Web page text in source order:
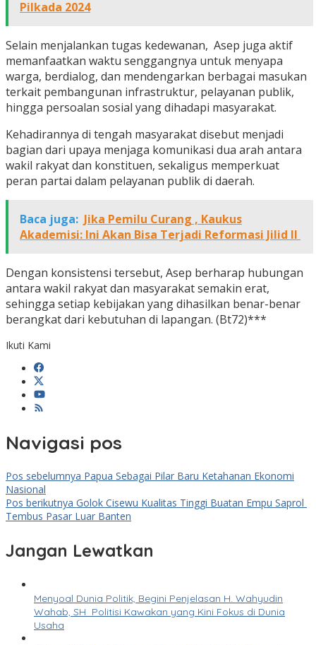
Pilkada 2024
Selain menjalankan tugas kedewanan, Asep juga aktif
memanfaatkan waktu senggangnya untuk menyapa
warga, berdialog, dan mendengarkan berbagai masukan
terkait pembangunan infrastruktur, pelayanan publik,
hingga persoalan sosial yang dihadapi masyarakat.
Kehadirannya di tengah masyarakat disebut menjadi
bagian dari upaya menjaga komunikasi dua arah antara
wakil rakyat dan konstituen, sekaligus memperkuat
peran partai dalam pelayanan publik di daerah.
Baca juga: Jika Pemilu Curang , Kaukus
Akademisi: Ini Akan Bisa Terjadi Reformasi Jilid II
Dengan konsistensi tersebut, Asep berharap hubungan
antara wakil rakyat dan masyarakat semakin erat,
sehingga setiap kebijakan yang dihasilkan benar-benar
berangkat dari kebutuhan di lapangan. (Bt72)***
Ikuti Kami
Navigasi pos
Pos sebelumnya Papua Sebagai Pilar Baru Ketahanan Ekonomi
Nasional
Pos berikutnya Golok Cisewu Kualitas Tinggi Buatan Empu Saprol
Tembus Pasar Luar Banten
Jangan Lewatkan
Menyoal Dunia Politik, Begini Penjelasan H. Wahyudin
Wahab, SH Politisi Kawakan yang Kini Fokus di Dunia
Usaha